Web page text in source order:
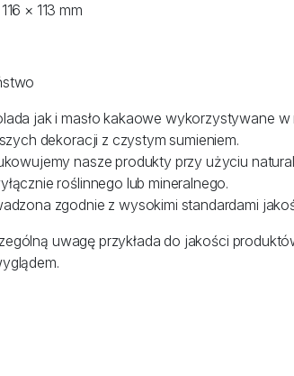
× 113 mm
jak i masło kakaowe wykorzystywane
dekoracji z czystym sumieniem.
nasze produkty przy użyciu
roślinnego lub mineralnego.
zgodnie z wysokimi standardami
uwagę przykłada do jakości